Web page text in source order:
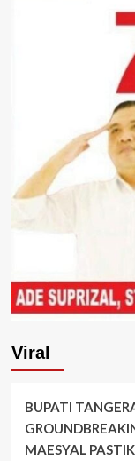
Viral
BUPATI
MAESYAL